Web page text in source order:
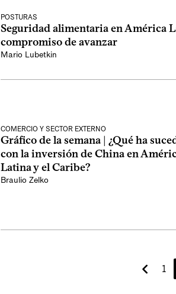
POSTURAS
Seguridad alimentaria en América
compromiso de avanzar
Mario Lubetkin
COMERCIO Y SECTOR EXTERNO
Gráfico de la semana | ¿Qué ha
con la inversión de China en
Latina y el Caribe?
Braulio Zelko
1